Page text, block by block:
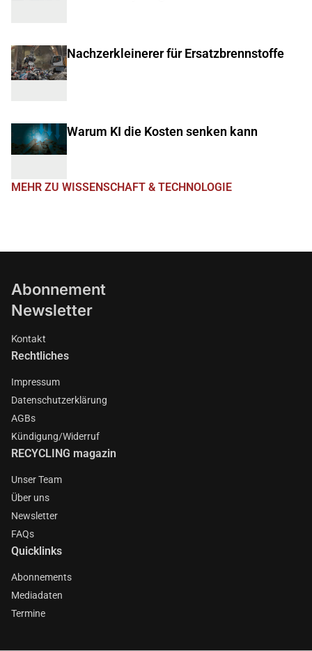
Nachzerkleinerer für Ersatzbrennstoffe
Warum KI die Kosten senken kann
MEHR ZU WISSENSCHAFT & TECHNOLOGIE
Abonnement
Newsletter
Kontakt
Rechtliches
Impressum
Datenschutzerklärung
AGBs
Kündigung/Widerruf
RECYCLING magazin
Unser Team
Über uns
Newsletter
FAQs
Quicklinks
Abonnements
Mediadaten
Termine